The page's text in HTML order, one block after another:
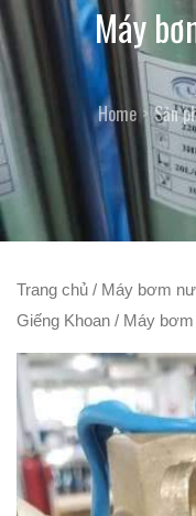
Máy
Home Sản
Trang chủ / Máy bơm
Giếng Khoan / Máy bơm